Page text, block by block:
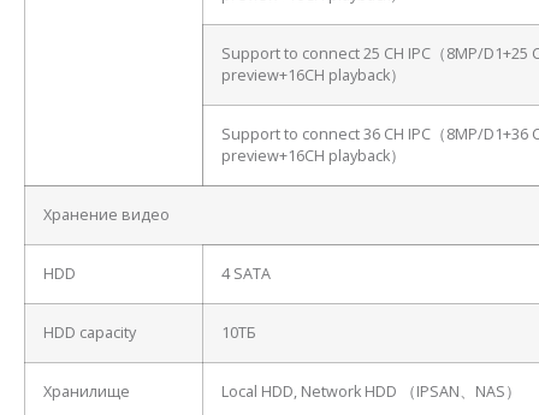
Support to connect 25 CH IPC（8MP/D1+25
preview+16CH playback）
Support to connect 36 CH IPC（8MP/D1+36
preview+16CH playback）
Хранение видео
HDD 4 SATA
HDD capacity 10ТБ
Хранилище Local HDD, Network HDD （IPSAN、NAS）